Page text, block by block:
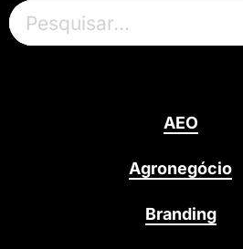
AEO
Agronegócio
Branding